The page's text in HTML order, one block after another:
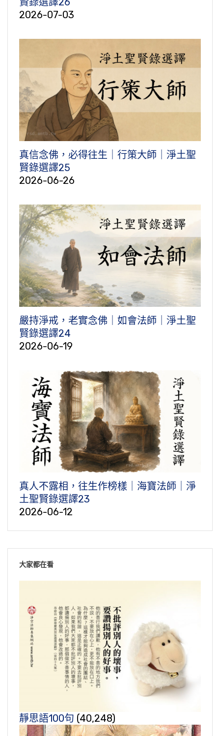
2026-07-03
真信念佛，必得往生｜行策大師｜淨土聖
賢錄選譯25
2026-06-26
嚴持淨戒，老實念佛｜如會法師｜淨土聖
賢錄選譯24
2026-06-19
真人不露相，往生作榜樣｜海寶法師｜淨
土聖賢錄選譯23
2026-06-12
大家都在看
靜思語100句 (40,248)